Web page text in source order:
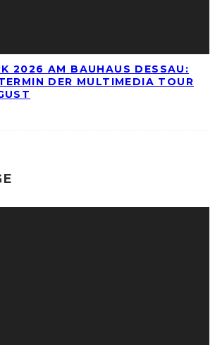
2026 AM BAUHAUS DESSAU:
DER MULTIMEDIA TOUR